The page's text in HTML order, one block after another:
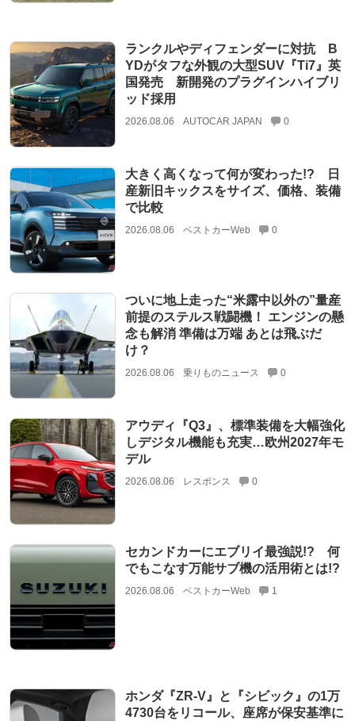
ランクルやディフェンダーに対抗 B
YDがタフな外観の大型SUV『Ti7』英
国発売 新開発のプラグインハイブリ
ッド採用
2026.08.06 AUTOCAR JAPAN 0
大きく高くなって何が変わった!? 日
産新旧キックスをサイズ、価格、装備
で比較
2026.08.06 ベストカーWeb 0
ついに地上走った“米露中以外の”量産
前提のステルス戦闘機！ エンジンの懸
念も解消 準備は万端 あとは飛ぶだ
け？
2026.08.06 乗りものニュース 0
アウディ『Q3』、標準装備を大幅強化
しデジタル機能も充実…欧州2027年モ
デル
2026.08.06 レスポンス 0
セカンドカーにエブリイ最強説!? 何
でもこなす万能サブ機の活用術とは!?
2026.08.06 ベストカーWeb 1
ホンダ『ZR-V』と『シビック』の1万
4730台をリコール、座席が保安基準に